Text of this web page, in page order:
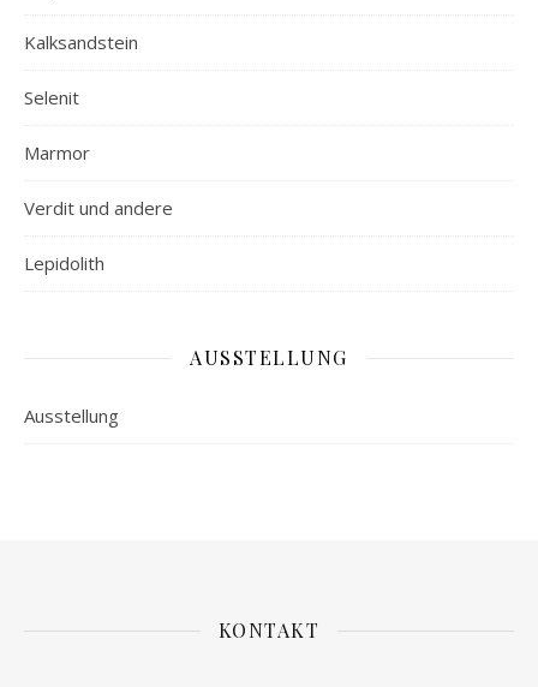
Kalksandstein
Selenit
Marmor
Verdit und andere
Lepidolith
AUSSTELLUNG
Ausstellung
KONTAKT